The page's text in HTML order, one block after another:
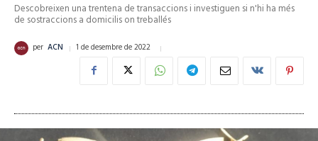
Descobreixen una trentena de transaccions i investiguen si n'hi ha més
de sostraccions a domicilis on treballés
per ACN 1 de desembre de 2022